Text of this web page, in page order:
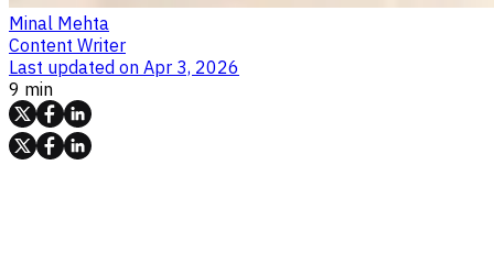
Minal Mehta
Content Writer
Last updated on Apr 3, 2026
9 min